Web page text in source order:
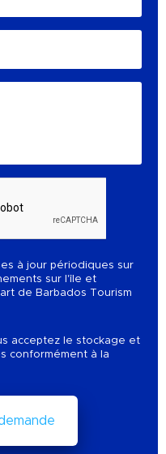
à jour périodiques sur
sur l'île et
de Barbados Tourism
acceptez le stockage et
conformément à la